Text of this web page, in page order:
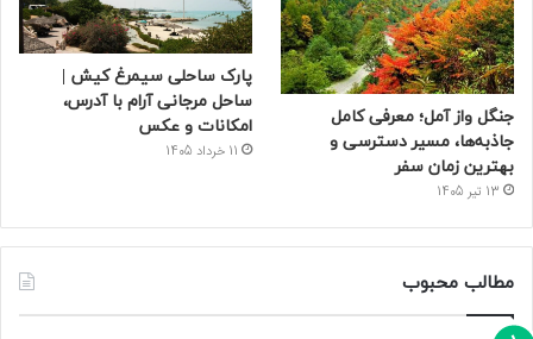
جنگل واز آمل؛ معرفی کامل
جاذبه‌ها، مسیر دسترسی و
بهترین زمان سفر
13 تیر 1405
پارک ساحلی سیمرغ کیش |
ساحل مرجانی آرام با آدرس،
امکانات و عکس
11 خرداد 1405
مطالب محبوب